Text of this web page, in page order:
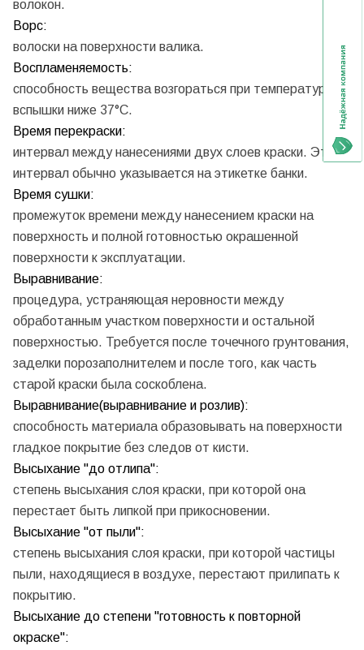
волокон.
Ворс:
волоски на поверхности валика.
Воспламеняемость:
способность вещества возгораться при температуре
вспышки ниже 37°C.
Время перекраски:
интервал между нанесениями двух слоев краски. Этот
интервал обычно указывается на этикетке банки.
Время сушки:
промежуток времени между нанесением краски на
поверхность и полной готовностью окрашенной
поверхности к эксплуатации.
Выравнивание:
процедура, устраняющая неровности между
обработанным участком поверхности и остальной
поверхностью. Требуется после точечного грунтования,
заделки порозаполнителем и после того, как часть
старой краски была соскоблена.
Выравнивание(выравнивание и розлив):
способность материала образовывать на поверхности
гладкое покрытие без следов от кисти.
Высыхание "до отлипа":
степень высыхания слоя краски, при которой она
перестает быть липкой при прикосновении.
Высыхание "от пыли":
степень высыхания слоя краски, при которой частицы
пыли, находящиеся в воздухе, перестают прилипать к
покрытию.
Высыхание до степени "готовность к повторной
окраске":